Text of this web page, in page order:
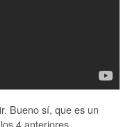
Bueno sí, que es un
4 anteriores.